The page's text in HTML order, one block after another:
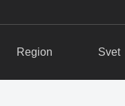
Region Svet